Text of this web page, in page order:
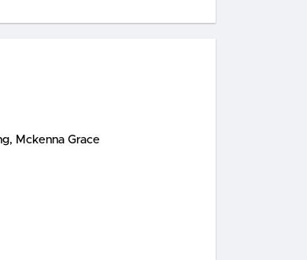
Rain Janjua, Carter Young, Mckenna Grace